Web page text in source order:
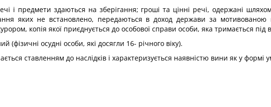
і предмети здаються на зберігання; гроші та цінні речі, одержані
яких не встановлено, передаються в доход держави за мотивованою
копія якої приєднується до особової справи особи, яка тримається під
(фізичні осудні особи, які досягли 16- річного віку).
ставленням до наслідків і характеризується наявністю вини як у формі